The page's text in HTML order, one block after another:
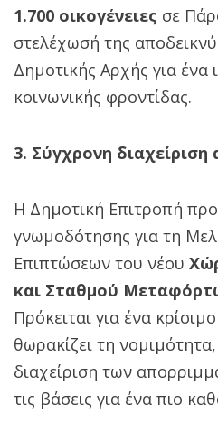
1.700 οικογένειες σε
στελέχωσή της
Δημοτικής Αρχής για ένα
κοινωνικής φροντίδας.
3. Σύγχρονη
Η Δημοτική Επιτροπή
γνωμοδότησης για τη
Επιπτώσεων του νέου
και Σταθμού
Πρόκειται για ένα
θωρακίζει τη
διαχείριση των
τις βάσεις για ένα πιο